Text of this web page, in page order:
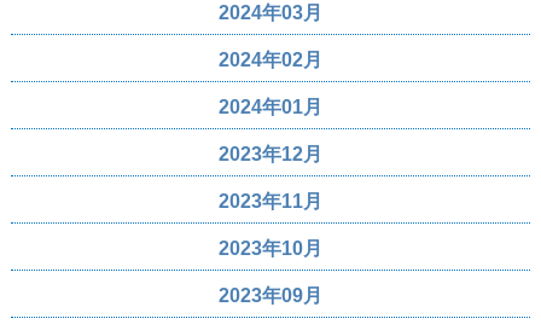
2024年03月
2024年02月
2024年01月
2023年12月
2023年11月
2023年10月
2023年09月